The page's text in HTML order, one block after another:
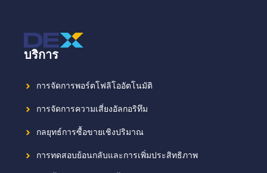
บริการ
การจัดการพอร์ตโฟลิโออัตโนมัติ
การจัดการความเสี่ยงอัลกอริทึม
กลยุทธ์การซื้อขายเชิงปริมาณ
การทดสอบย้อนกลับและการเพิ่มประสิทธิภาพ